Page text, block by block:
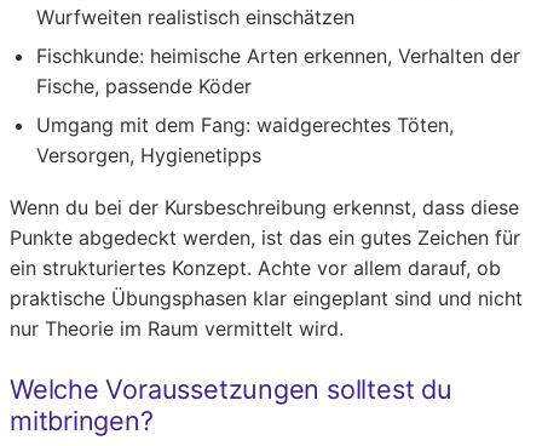
Wurfweiten realistisch einschätzen
Fischkunde: heimische Arten erkennen, Verhalten der
Fische, passende Köder
Umgang mit dem Fang: waidgerechtes Töten,
Versorgen, Hygienetipps
Wenn du bei der Kursbeschreibung erkennst, dass diese
Punkte abgedeckt werden, ist das ein gutes Zeichen für
ein strukturiertes Konzept. Achte vor allem darauf, ob
praktische Übungsphasen klar eingeplant sind und nicht
nur Theorie im Raum vermittelt wird.
Welche Voraussetzungen solltest du
mitbringen?